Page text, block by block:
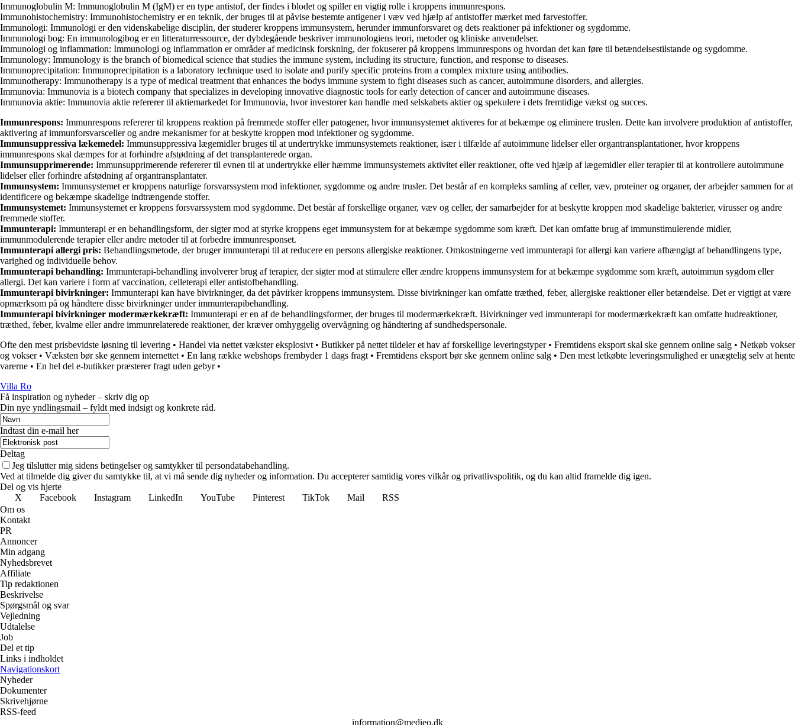
Immunoglobulin M: Immunoglobulin M (IgM) er en type antistof, der findes i blodet og spiller en vigtig rolle i kroppens immunrespons.
Immunohistochemistry: Immunohistochemistry er en teknik, der bruges til at påvise bestemte antigener i væv ved hjælp af antistoffer mærket med farvestoffer.
Immunologi: Immunologi er den videnskabelige disciplin, der studerer kroppens immunsystem, herunder immunforsvaret og dets reaktioner på infektioner og sygdomme.
Immunologi bog: En immunologibog er en litteraturressource, der dybdegående beskriver immunologiens teori, metoder og kliniske anvendelser.
Immunologi og inflammation: Immunologi og inflammation er områder af medicinsk forskning, der fokuserer på kroppens immunrespons og hvordan det kan føre til betændelsestilstande og sygdomme.
Immunology: Immunology is the branch of biomedical science that studies the immune system, including its structure, function, and response to diseases.
Immunoprecipitation: Immunoprecipitation is a laboratory technique used to isolate and purify specific proteins from a complex mixture using antibodies.
Immunotherapy: Immunotherapy is a type of medical treatment that enhances the bodys immune system to fight diseases such as cancer, autoimmune disorders, and allergies.
Immunovia: Immunovia is a biotech company that specializes in developing innovative diagnostic tools for early detection of cancer and autoimmune diseases.
Immunovia aktie: Immunovia aktie refererer til aktiemarkedet for Immunovia, hvor investorer kan handle med selskabets aktier og spekulere i dets fremtidige vækst og succes.
Immunrespons: Immunrespons refererer til kroppens reaktion på fremmede stoffer eller patogener, hvor immunsystemet aktiveres for at bekæmpe og eliminere truslen. Dette kan involvere produktion af antistoffer,
aktivering af immunforsvarsceller og andre mekanismer for at beskytte kroppen mod infektioner og sygdomme.
Immunsuppressiva lækemedel: Immunsuppressiva lægemidler bruges til at undertrykke immunsystemets reaktioner, især i tilfælde af autoimmune lidelser eller organtransplantationer, hvor kroppens
immunrespons skal dæmpes for at forhindre afstødning af det transplanterede organ.
Immunsupprimerende: Immunsupprimerende refererer til evnen til at undertrykke eller hæmme immunsystemets aktivitet eller reaktioner, ofte ved hjælp af lægemidler eller terapier til at kontrollere autoimmune
lidelser eller forhindre afstødning af organtransplantater.
Immunsystem: Immunsystemet er kroppens naturlige forsvarssystem mod infektioner, sygdomme og andre trusler. Det består af en kompleks samling af celler, væv, proteiner og organer, der arbejder sammen for at
identificere og bekæmpe skadelige indtrængende stoffer.
Immunsystemet: Immunsystemet er kroppens forsvarssystem mod sygdomme. Det består af forskellige organer, væv og celler, der samarbejder for at beskytte kroppen mod skadelige bakterier, virusser og andre
fremmede stoffer.
Immunterapi: Immunterapi er en behandlingsform, der sigter mod at styrke kroppens eget immunsystem for at bekæmpe sygdomme som kræft. Det kan omfatte brug af immunstimulerende midler,
immunmodulerende terapier eller andre metoder til at forbedre immunresponset.
Immunterapi allergi pris: Behandlingsmetode, der bruger immunterapi til at reducere en persons allergiske reaktioner. Omkostningerne ved immunterapi for allergi kan variere afhængigt af behandlingens type,
varighed og individuelle behov.
Immunterapi behandling: Immunterapi-behandling involverer brug af terapier, der sigter mod at stimulere eller ændre kroppens immunsystem for at bekæmpe sygdomme som kræft, autoimmun sygdom eller
allergi. Det kan variere i form af vaccination, celleterapi eller antistofbehandling.
Immunterapi bivirkninger: Immunterapi kan have bivirkninger, da det påvirker kroppens immunsystem. Disse bivirkninger kan omfatte træthed, feber, allergiske reaktioner eller betændelse. Det er vigtigt at være
opmærksom på og håndtere disse bivirkninger under immunterapibehandling.
Immunterapi bivirkninger modermærkekræft: Immunterapi er en af de behandlingsformer, der bruges til modermærkekræft. Bivirkninger ved immunterapi for modermærkekræft kan omfatte hudreaktioner,
træthed, feber, kvalme eller andre immunrelaterede reaktioner, der kræver omhyggelig overvågning og håndtering af sundhedspersonale.
Ofte den mest prisbevidste løsning til levering • Handel via nettet vækster eksplosivt • Butikker på nettet tildeler et hav af forskellige leveringstyper• Fremtidens eksport skal ske gennem online salg • Netkøb vokser
og vokser• Væksten bør ske gennem internettet • En lang række webshops frembyder 1 dags fragt • Fremtidens eksport bør ske gennem online salg • Den mest letkøbte leveringsmulighed er unægtelig selv at hente
varerne • En hel del e-butikker præsterer fragt uden gebyr•
Villa Ro
Få inspiration og nyheder – skriv dig op
Din nye yndlingsmail – fyldt med indsigt og konkrete råd.
Indtast din e-mail her
Deltag
Jeg tilslutter mig sidens betingelser og samtykker til persondatabehandling.
Ved at tilmelde dig giver du samtykke til, at vi må sende dig nyheder og information. Du accepterer samtidig vores vilkår og privatlivspolitik, og du kan altid framelde dig igen.
Del og vis hjerte
X
Facebook Instagram LinkedIn YouTube Pinterest TikTok Mail
RSS
Om os
Kontakt
PR
Annoncer
Min adgang
Nyhedsbrevet
Affiliate
Tip redaktionen
Beskrivelse
Spørgsmål og svar
Vejledning
Udtalelse
Job
Del et tip
Links i indholdet
Navigationskort
Nyheder
Dokumenter
Skrivehjørne
RSS-feed
information@medieo.dk